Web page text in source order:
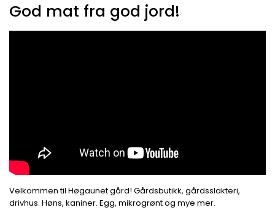
God mat fra god jord!
Velkommen til Høgaunet gård! Gårdsbutikk, gårdsslakteri,
drivhus. Høns, kaniner. Egg, mikrogrønt og mye mer.